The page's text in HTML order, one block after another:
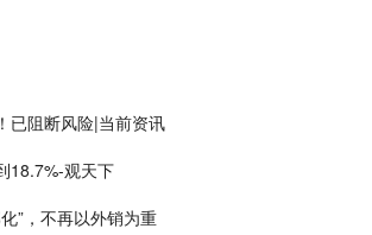
已阻断风险|当前资讯
18.7%-观天下
”，不再以外销为重